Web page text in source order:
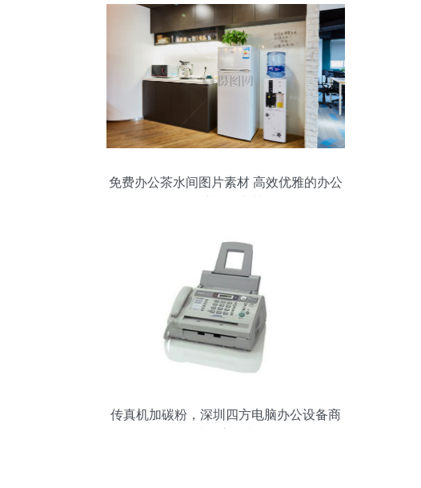
免费办公茶水间图片素材 高效优雅的办公
传真机加碳粉，深圳四方电脑办公设备商